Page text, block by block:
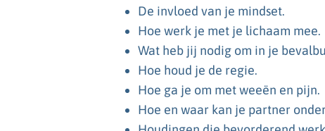
De invloed van je mindset.
Hoe werk je met je lichaam mee.
Wat heb jij nodig om in je
Hoe houd je de regie.
Hoe ga je om met weeën en pijn.
Hoe en waar kan je partner